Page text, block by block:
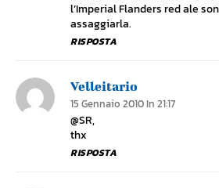
l’Imperial Flanders red ale
assaggiarla.
RISPOSTA
Velleitario
15 Gennaio 2010 In 21:17
@SR,
thx
RISPOSTA